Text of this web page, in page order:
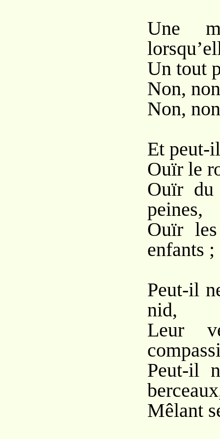
Une
Un tout
Non,
Non,
Et peut-
Ouïr le
Ouïr du
peines,
Ouïr
enfants ;
Peut-il
nid,
Leur
Peut-il
Mêlant